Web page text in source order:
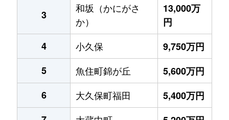
3
和坂（かにがさ
か）
13,000万
円
4
小久保
9,750万円
5
魚住町錦が丘
5,600万円
6
大久保町福田
5,400万円